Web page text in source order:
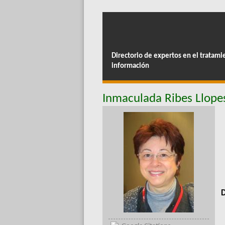
Directorio de expertos en el
información
Inmaculada Ribes